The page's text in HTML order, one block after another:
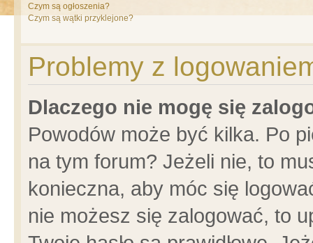
Czym są ogłoszenia?
Czym są wątki przyklejone?
Problemy z
Dlaczego nie mogę się
Powodów może być kilka. Po
na tym forum? Jeżeli nie, to
konieczna, aby móc się
nie możesz się zalogować, to